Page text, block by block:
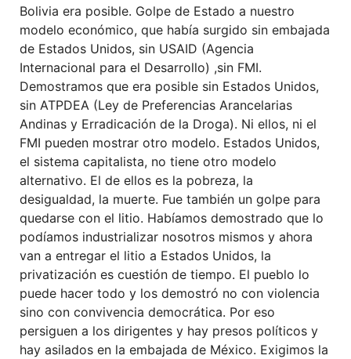
Bolivia era posible. Golpe de Estado a nuestro
modelo económico, que había surgido sin embajada
de Estados Unidos, sin USAID (Agencia
Internacional para el Desarrollo) ,sin FMI.
Demostramos que era posible sin Estados Unidos,
sin ATPDEA (Ley de Preferencias Arancelarias
Andinas y Erradicación de la Droga). Ni ellos, ni el
FMI pueden mostrar otro modelo. Estados Unidos,
el sistema capitalista, no tiene otro modelo
alternativo. El de ellos es la pobreza, la
desigualdad, la muerte. Fue también un golpe para
quedarse con el litio. Habíamos demostrado que lo
podíamos industrializar nosotros mismos y ahora
van a entregar el litio a Estados Unidos, la
privatización es cuestión de tiempo. El pueblo lo
puede hacer todo y los demostró no con violencia
sino con convivencia democrática. Por eso
persiguen a los dirigentes y hay presos políticos y
hay asilados en la embajada de México. Exigimos la